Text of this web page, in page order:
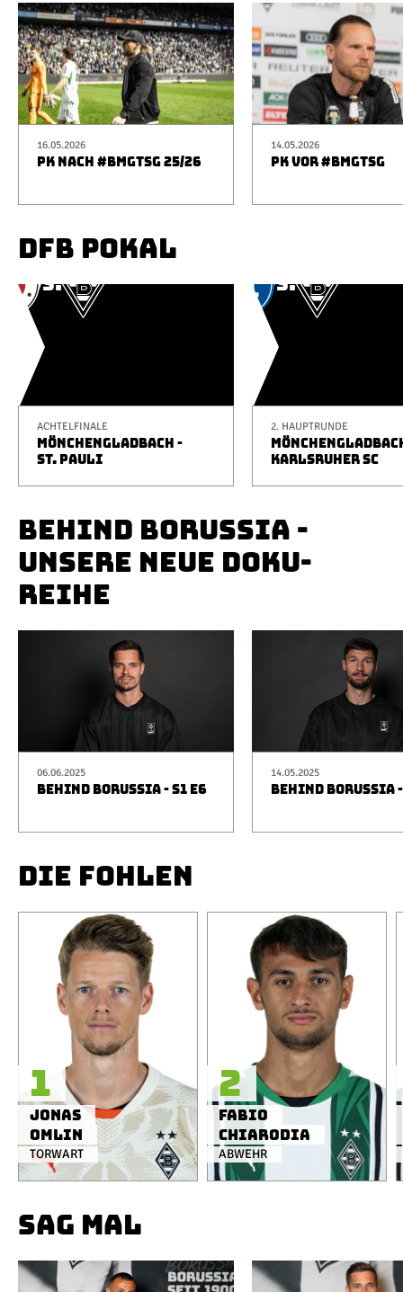
16.05.2026
PK NACH #BMGTSG 25/26
14.05.2026
PK VOR #BMGTSG
DFB POKAL
ACHTELFINALE
MÖNCHENGLADBACH -
ST. PAULI
2. HAUPTRUNDE
KARLSRUHER SC
BEHIND BORUSSIA -
UNSERE NEUE DOKU-
REIHE
06.06.2025
BEHIND BORUSSIA - S1 E6
14.05.2025
BEHIND BORUSSIA
DIE FOHLEN
TORWART
Jonas
Omlin
1
ABWEHR
Fabio
Chiarodia
2
SAG MAL